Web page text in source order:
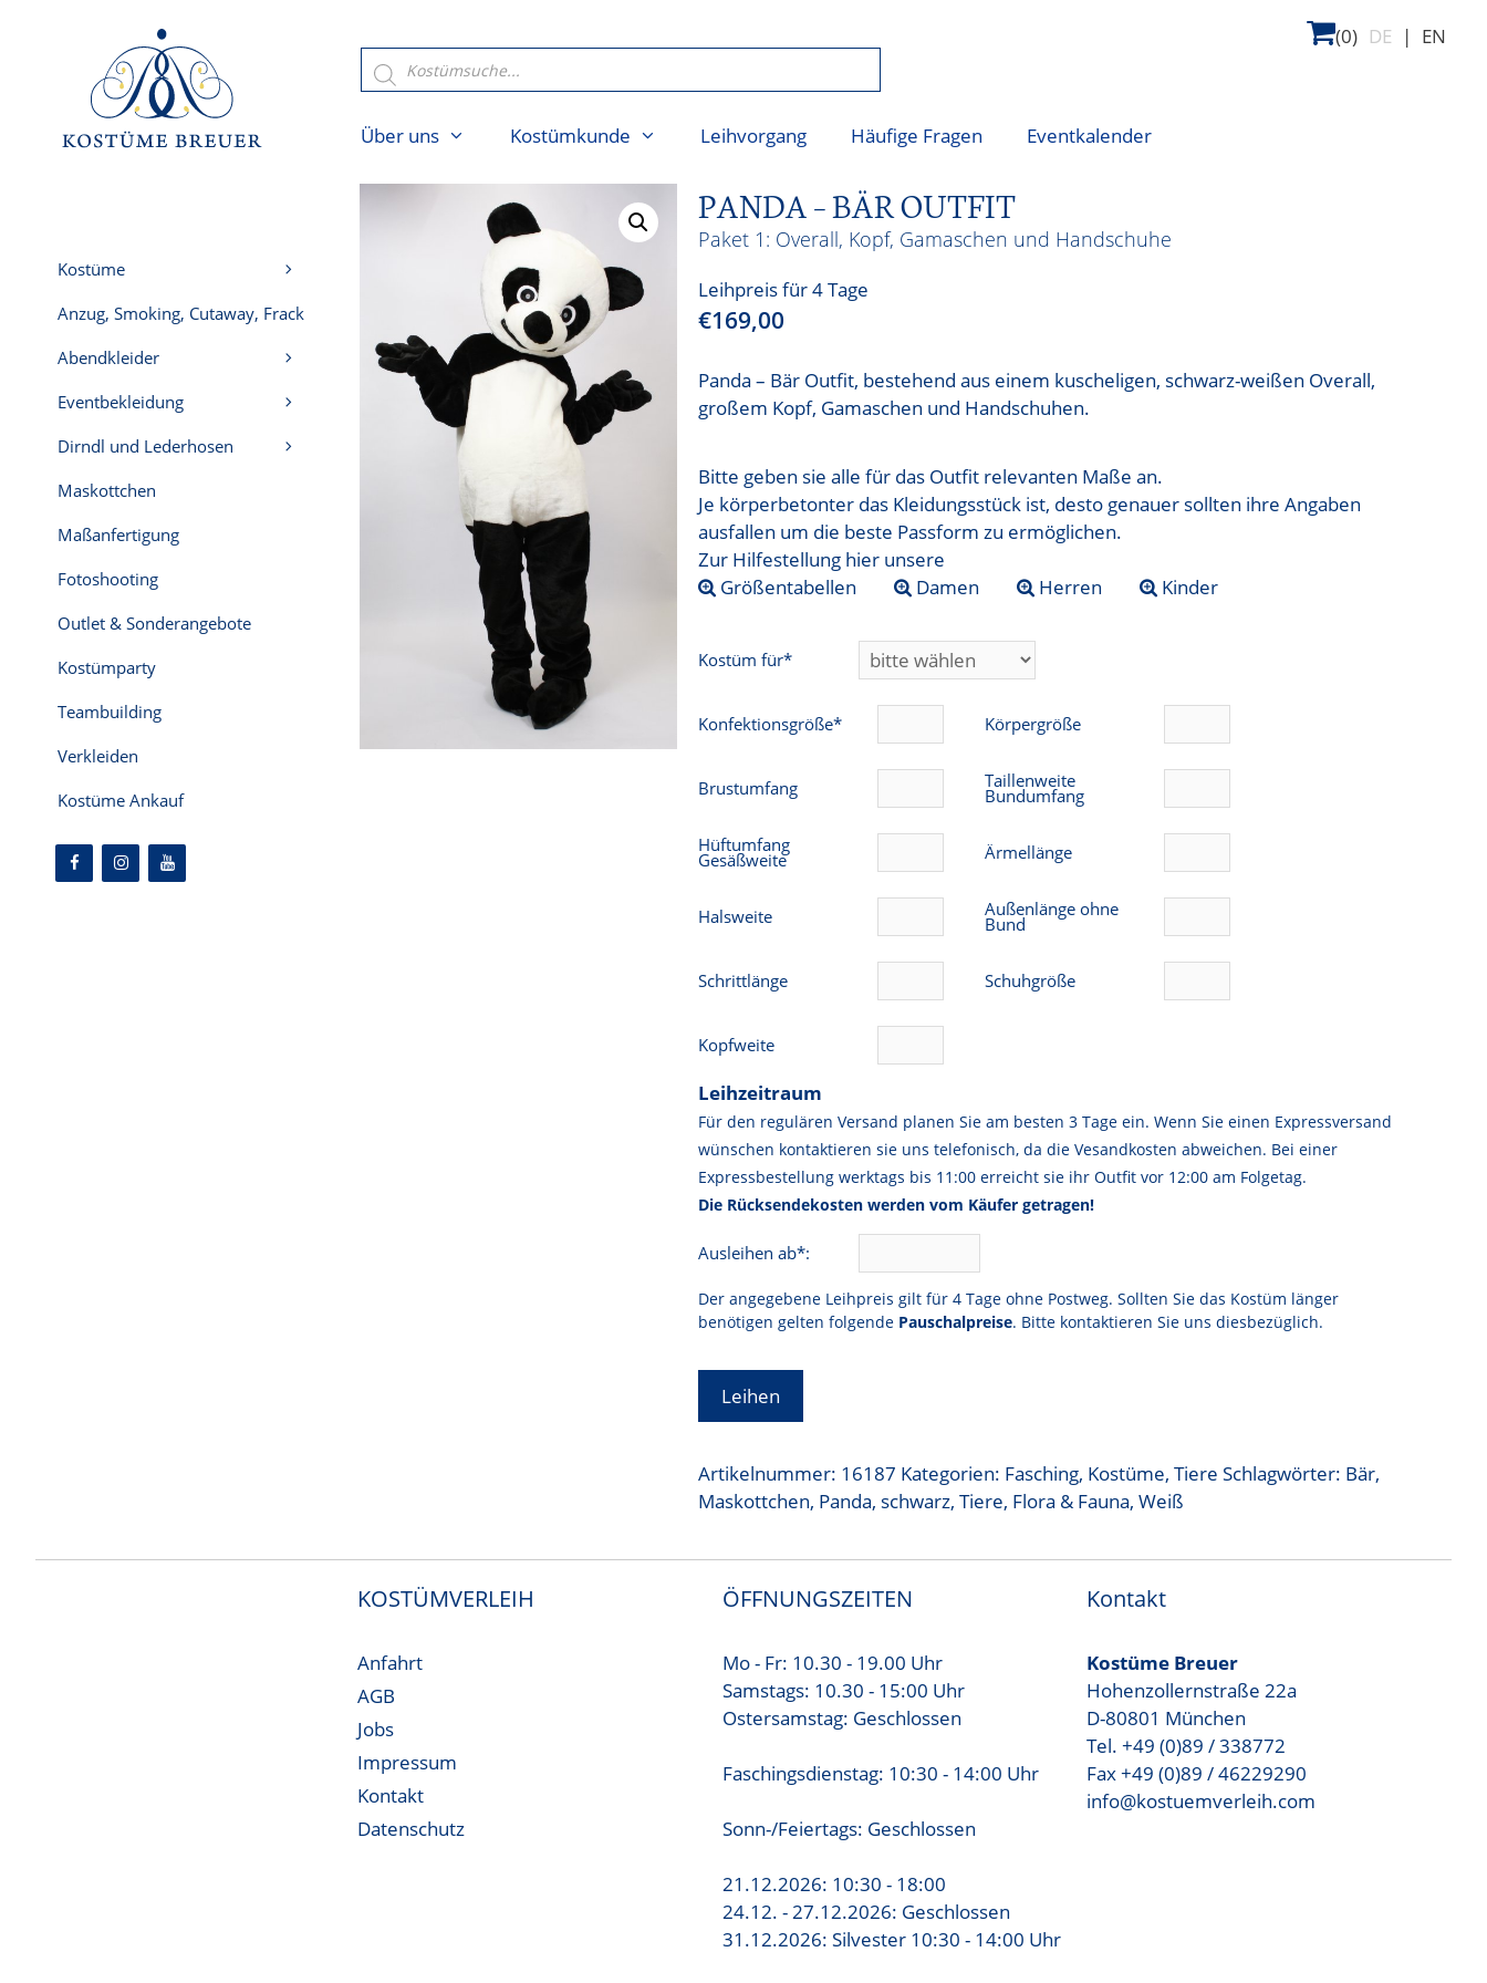
Products
search
(0) DE | EN
Über uns Kostümkunde Leihvorgang Häufige Fragen Eventkalender
PANDA – BÄR OUTFIT
Overall, Kopf, Gamaschen und Handschuhe
Leihpreis für 4 Tage
€169,00
Panda – Bär Outfit, bestehend aus einem kuscheligen, schwarz-weißen Overall,
großem Kopf, Gamaschen und Handschuhen.
Bitte geben sie alle für das Outfit relevanten Maße an.
Je körperbetonter das Kleidungsstück ist, desto genauer sollten ihre Angaben
ausfallen um die beste Passform zu ermöglichen.
Zur Hilfestellung hier unsere
Größentabellen
Damen Herren Kinder
Kostüm für*
Konfektionsgröße* Körpergröße
Brustumfang Taillenweite
Bundumfang
Hüftumfang
Gesäßweite Ärmellänge
Halsweite Außenlänge ohne
Bund
Schrittlänge Schuhgröße
Kopfweite
Leihzeitraum
Für den regulären Versand planen Sie am besten 3 Tage ein. Wenn Sie einen Expressversand
wünschen kontaktieren sie uns telefonisch, da die Vesandkosten abweichen. Bei einer
Expressbestellung werktags bis 11:00 erreicht sie ihr Outfit vor 12:00 am Folgetag.
Die Rücksendekosten werden vom Käufer getragen!
Ausleihen ab*:
Der angegebene Leihpreis gilt für 4 Tage ohne Postweg. Sollten Sie das Kostüm länger
benötigen gelten folgende Pauschalpreise. Bitte kontaktieren Sie uns diesbezüglich.
Leihen
Artikelnummer: 16187 Kategorien: Fasching, Kostüme,Tiere Schlagwörter: Bär,
Maskottchen, Panda, schwarz,Tiere, Flora & Fauna,Weiß
Kostüme
Anzug, Smoking, Cutaway, Frack
Abendkleider
Eventbekleidung
Dirndl und Lederhosen
Maskottchen
Maßanfertigung
Fotoshooting
Outlet & Sonderangebote
Kostümparty
Teambuilding
Verkleiden
Kostüme Ankauf
KOSTÜMVERLEIH
Anfahrt
AGB
Jobs
Impressum
Kontakt
Datenschutz
ÖFFNUNGSZEITEN
Mo - Fr: 10.30 - 19.00 Uhr
Samstags: 10.30 - 15:00 Uhr
Ostersamstag: Geschlossen
Faschingsdienstag: 10:30 - 14:00 Uhr
Sonn-/Feiertags: Geschlossen
21.12.2026: 10:30 - 18:00
24.12. - 27.12.2026: Geschlossen
31.12.2026: Silvester 10:30 - 14:00 Uhr
Kontakt
Kostüme Breuer
Hohenzollernstraße 22a
D-80801 München
Tel. +49 (0)89 / 338772
Fax +49 (0)89 / 46229290
info@kostuemverleih.com